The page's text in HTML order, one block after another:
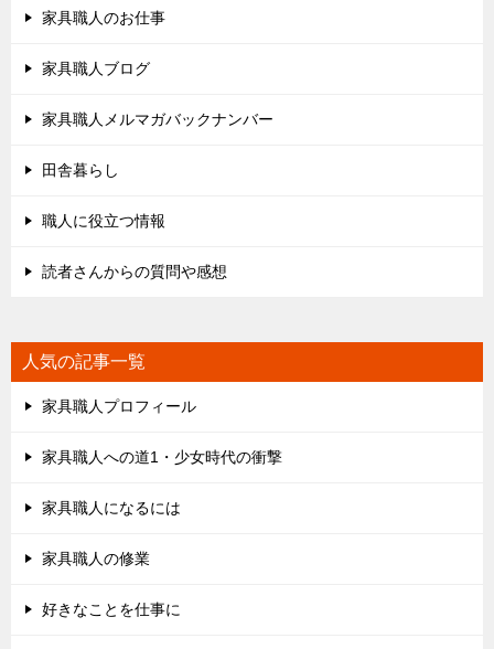
家具職人のお仕事
家具職人ブログ
家具職人メルマガバックナンバー
田舎暮らし
職人に役立つ情報
読者さんからの質問や感想
人気の記事一覧
家具職人プロフィール
家具職人への道1・少女時代の衝撃
家具職人になるには
家具職人の修業
好きなことを仕事に